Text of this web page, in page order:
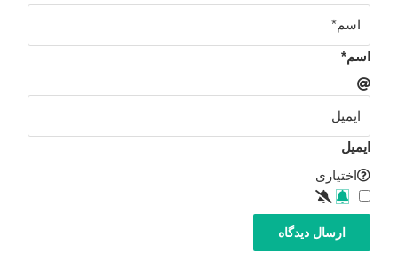
اسم*
ایمیل
اختیاری